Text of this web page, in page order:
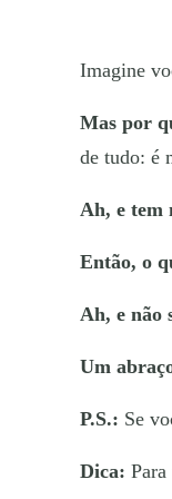
Imagine
Mas por
de tudo: é
Ah, e tem
Então, o
Ah, e não
Um
P.S.: Se
Dica: